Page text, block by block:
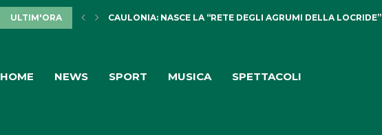
ULTIM'ORA CAULONIA: NASCE LA “RETE DEGLI AGRUMI DELLA LOCRIDE”
HOME NEWS SPORT MUSICA SPETTACOLI